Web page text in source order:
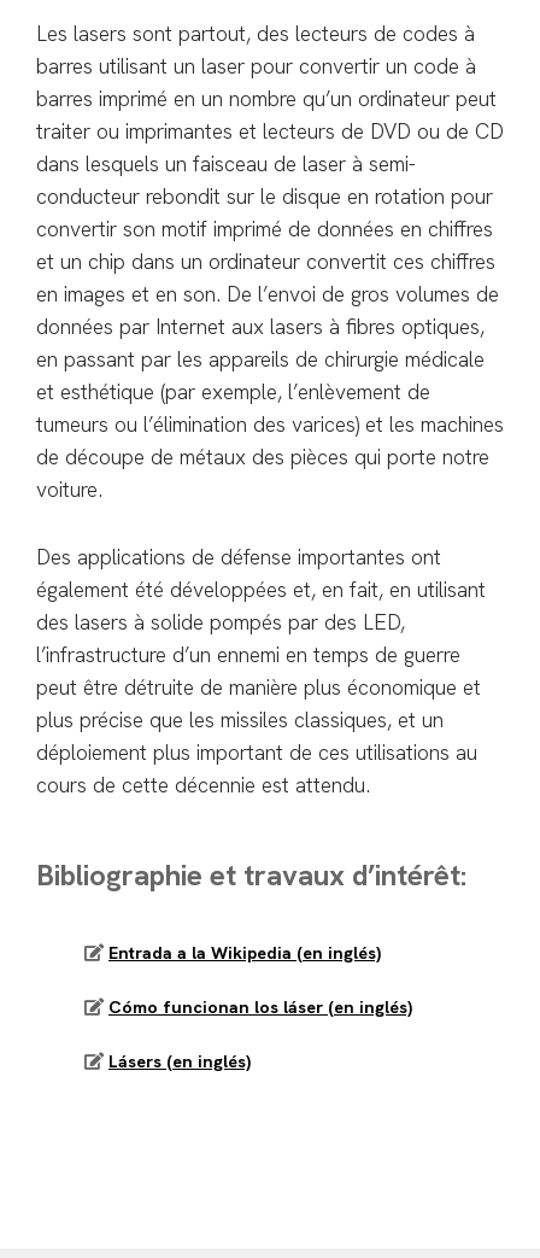
Les lasers sont partout, des lecteurs de codes à
barres utilisant un laser pour convertir un code à
barres imprimé en un nombre qu’un ordinateur peut
traiter ou imprimantes et lecteurs de DVD ou de CD
dans lesquels un faisceau de laser à semi-
conducteur rebondit sur le disque en rotation pour
convertir son motif imprimé de données en chiffres
et un chip dans un ordinateur convertit ces chiffres
en images et en son. De l’envoi de gros volumes de
données par Internet aux lasers à fibres optiques,
en passant par les appareils de chirurgie médicale
et esthétique (par exemple, l’enlèvement de
tumeurs ou l’élimination des varices) et les machines
de découpe de métaux des pièces qui porte notre
voiture.
Des applications de défense importantes ont
également été développées et, en fait, en utilisant
des lasers à solide pompés par des LED,
l’infrastructure d’un ennemi en temps de guerre
peut être détruite de manière plus économique et
plus précise que les missiles classiques, et un
déploiement plus important de ces utilisations au
cours de cette décennie est attendu.
Bibliographie et travaux d’intérêt:
Entrada a la Wikipedia (en inglés)
Cómo funcionan los láser (en inglés)
Lásers (en inglés)